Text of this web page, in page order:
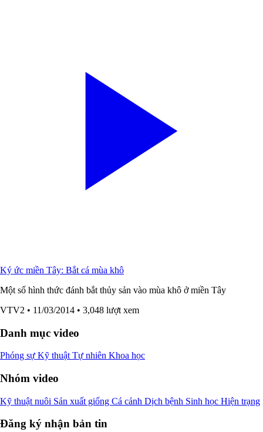
Ký ức miền Tây: Bắt cá mùa khô
Một số hình thức đánh bắt thủy sản vào mùa khô ở miền Tây
VTV2 • 11/03/2014 • 3,048 lượt xem
Danh mục video
Phóng sự Kỹ thuật Tự nhiên Khoa học
Nhóm video
Kỹ thuật nuôi Sản xuất giống Cá cảnh Dịch bệnh Sinh học Hiện trạng
Đăng ký nhận bản tin